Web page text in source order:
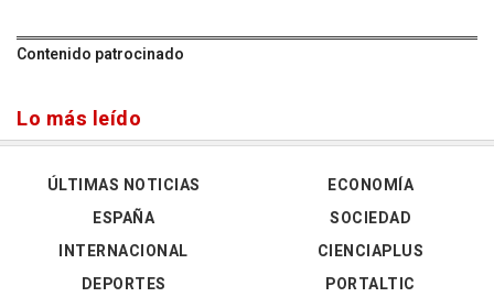
Contenido patrocinado
Lo más leído
ÚLTIMAS NOTICIAS
ESPAÑA
INTERNACIONAL
DEPORTES
ECONOMÍA
SOCIEDAD
CIENCIAPLUS
PORTALTIC